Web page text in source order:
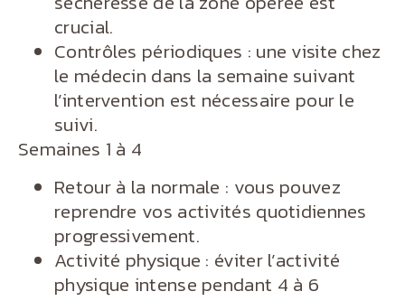
crucial.
Contrôles périodiques : une visite chez
le médecin dans la semaine suivant
l’intervention est nécessaire pour le
suivi.
Semaines 1 à 4
Retour à la normale : vous pouvez
reprendre vos activités quotidiennes
progressivement.
Activité physique : éviter l’activité
physique intense pendant 4 à 6